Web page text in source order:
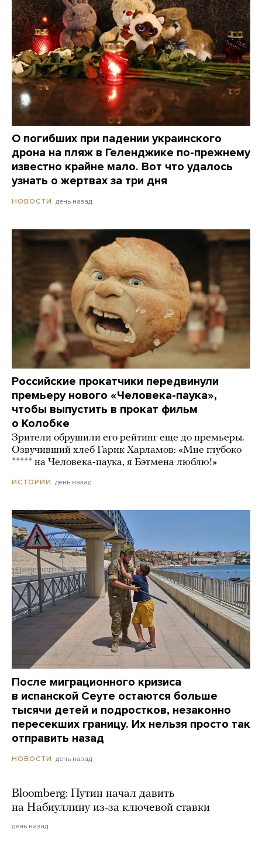
О погибших при падении украинского
дрона на пляж в Геленджике по-прежнему
известно крайне мало. Вот что удалось
узнать о жертвах за три дня
НОВОСТИ день назад
Российские прокатчики передвинули
премьеру нового «Человека-паука»,
чтобы выпустить в прокат фильм
о Колобке
Зрители обрушили его рейтинг еще до премьеры.
Озвучивший хлеб Гарик Харламов: «Мне глубоко
***** на Человека-паука, я Бэтмена люблю!»
ИСТОРИИ день назад
После миграционного кризиса
в испанской Сеуте остаются больше
тысячи детей и подростков, незаконно
пересекших границу. Их нельзя просто так
отправить назад
НОВОСТИ день назад
Bloomberg: Путин начал давить
на Набиуллину из-за ключевой ставки
день назад